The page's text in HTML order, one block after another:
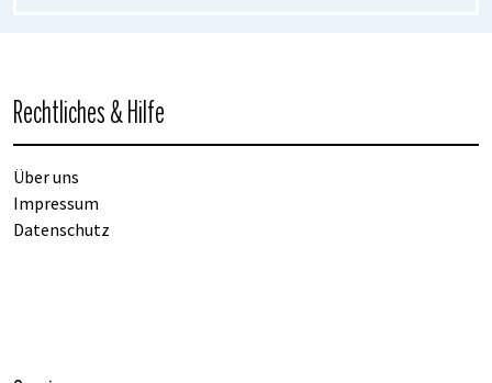
Rechtliches & Hilfe
Über uns
Impressum
Datenschutz